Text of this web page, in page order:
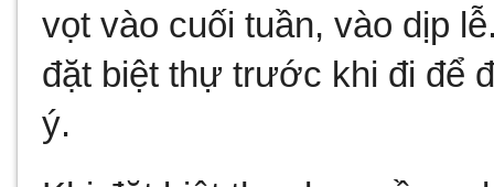
vọt vào cuối tuần, vào dịp
đặt biệt thự trước khi đi để
ý.